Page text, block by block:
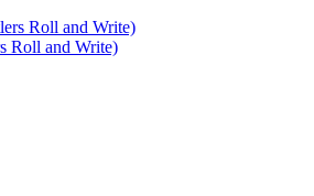
Roll and Write)